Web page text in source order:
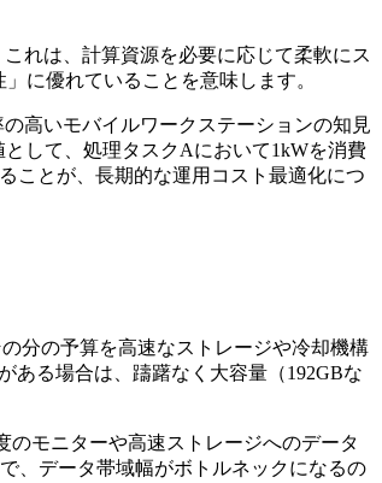
れは、計算資源を必要に応じて柔軟にス
に優れていることを意味します。
高いモバイルワークステーションの知見
して、処理タスクAにおいて1kWを消費
ことが、長期的な運用コスト最適化につ
分の予算を高速なストレージや冷却機構
ある場合は、躊躇なく大容量（192GBな
のモニターや高速ストレージへのデータ
、データ帯域幅がボトルネックになるの